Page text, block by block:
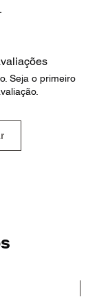
Seja o primeiro